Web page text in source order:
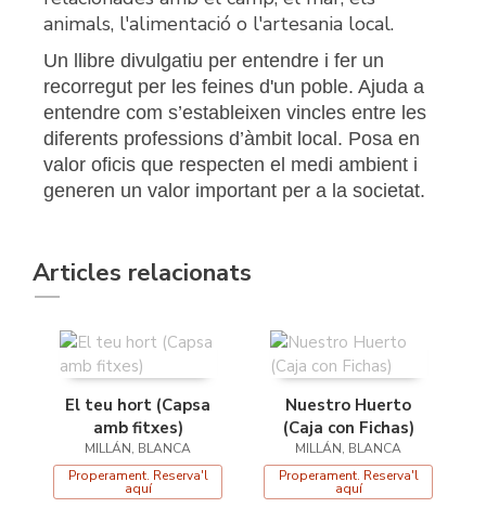
animals, l'alimentació o l'artesania local.
Un llibre divulgatiu per entendre i fer un
recorregut per les feines d'un poble. Ajuda a
entendre com s’estableixen vincles entre les
diferents professions d’àmbit local. Posa en
valor oficis que respecten el medi ambient i
generen un valor important per a la societat.
Articles relacionats
El teu hort (Capsa
amb fitxes)
MILLÁN, BLANCA
Properament. Reserva'l
aquí
Nuestro Huerto
(Caja con Fichas)
MILLÁN, BLANCA
Properament. Reserva'l
aquí